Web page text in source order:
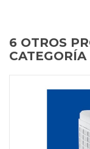
6 OTROS
CATEGORÍA